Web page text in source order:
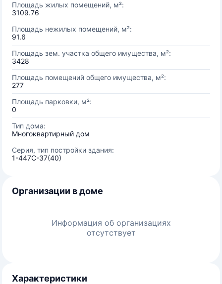
Площадь жилых помещений, м²:
3109.76
Площадь нежилых помещений, м²:
91.6
Площадь зем. участка общего имущества, м²:
3428
Площадь помещений общего имущества, м²:
277
Площадь парковки, м²:
0
Тип дома:
Многоквартирный дом
Серия, тип постройки здания:
1-447С-37(40)
Организации в доме
Информация об организациях
отсутствует
Характеристики